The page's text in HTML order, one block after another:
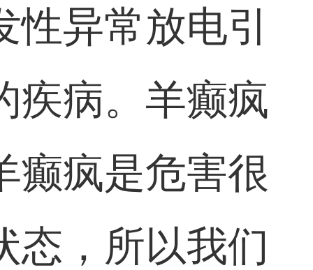
异常放电引
疾病。羊癫疯
癫疯是危害很
态，所以我们